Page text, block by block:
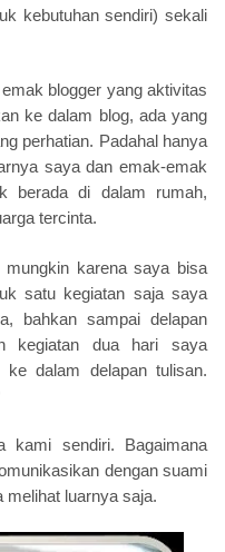
kebutuhan sendiri) sekali
blogger yang aktivitas
ke dalam blog, ada yang
perhatian. Padahal hanya
saya dan emak-emak
berada di dalam rumah,
tercinta.
karena saya bisa
satu kegiatan saja saya
bahkan sampai delapan
kegiatan dua hari saya
dalam delapan tulisan.
kami sendiri. Bagaimana
dengan suami
luarnya saja.